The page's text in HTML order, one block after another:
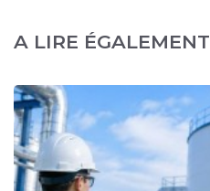
A LIRE ÉGALEMENT